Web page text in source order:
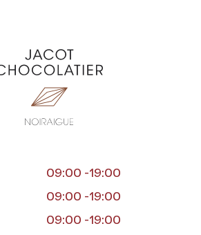
09:00 -19:00
09:00 -19:00
09:00 -19:00